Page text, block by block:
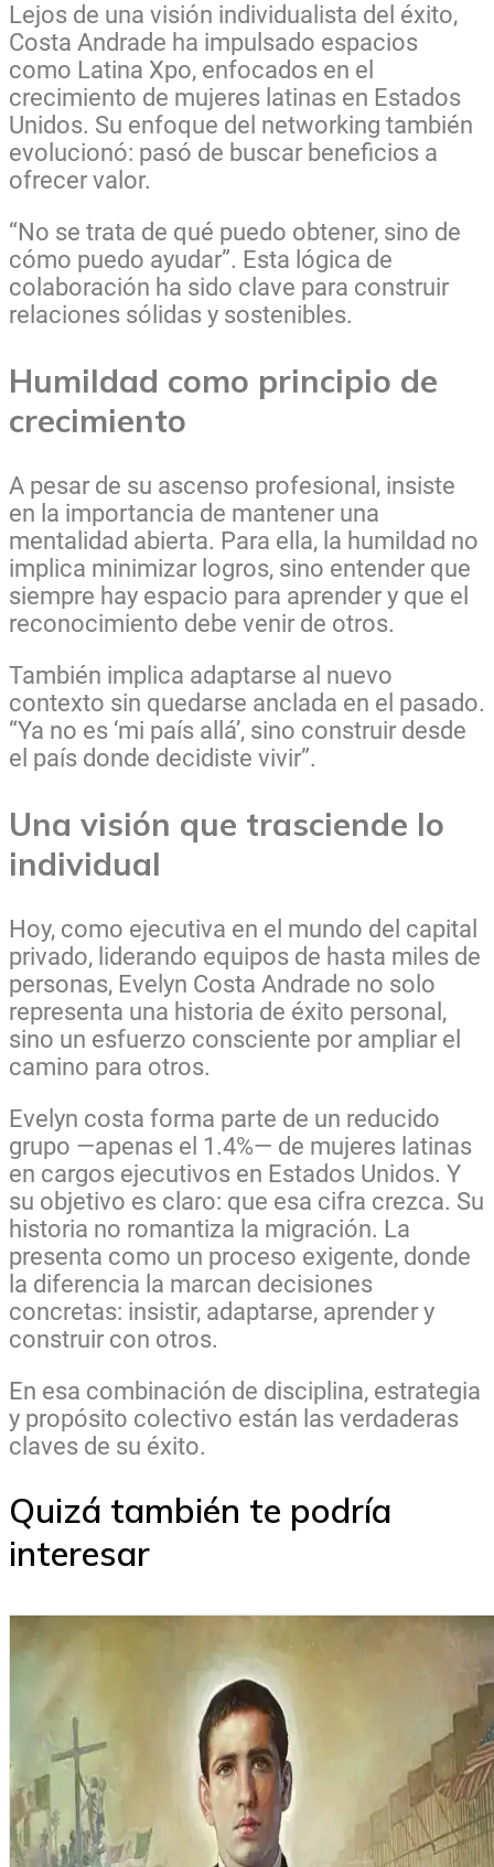
Lejos de una visión individualista del éxito,
Costa Andrade ha impulsado espacios
como Latina Xpo, enfocados en el
crecimiento de mujeres latinas en Estados
Unidos. Su enfoque del networking también
evolucionó: pasó de buscar beneficios a
ofrecer valor.
“No se trata de qué puedo obtener, sino de
cómo puedo ayudar”. Esta lógica de
colaboración ha sido clave para construir
relaciones sólidas y sostenibles.
Humildad como principio de
crecimiento
A pesar de su ascenso profesional, insiste
en la importancia de mantener una
mentalidad abierta. Para ella, la humildad no
implica minimizar logros, sino entender que
siempre hay espacio para aprender y que el
reconocimiento debe venir de otros.
También implica adaptarse al nuevo
contexto sin quedarse anclada en el pasado.
“Ya no es ‘mi país allá’, sino construir desde
el país donde decidiste vivir”.
Una visión que trasciende lo
individual
Hoy, como ejecutiva en el mundo del capital
privado, liderando equipos de hasta miles de
personas, Evelyn Costa Andrade no solo
representa una historia de éxito personal,
sino un esfuerzo consciente por ampliar el
camino para otros.
Evelyn costa forma parte de un reducido
grupo —apenas el 1.4%— de mujeres latinas
en cargos ejecutivos en Estados Unidos. Y
su objetivo es claro: que esa cifra crezca. Su
historia no romantiza la migración. La
presenta como un proceso exigente, donde
la diferencia la marcan decisiones
concretas: insistir, adaptarse, aprender y
construir con otros.
En esa combinación de disciplina, estrategia
y propósito colectivo están las verdaderas
claves de su éxito.
Quizá también te podría
interesar